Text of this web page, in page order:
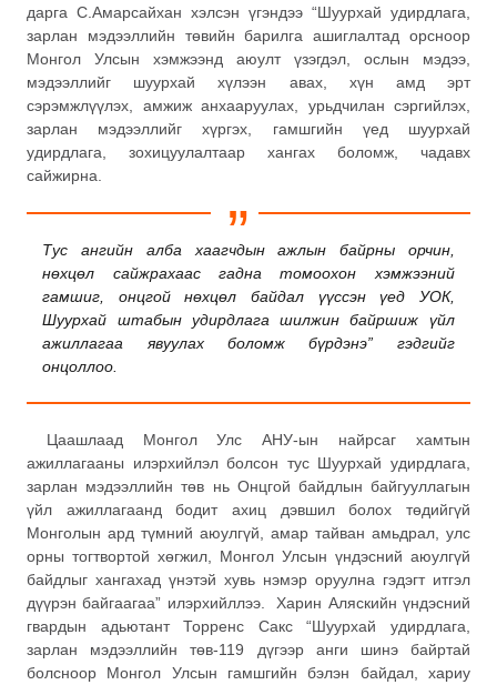
дарга С.Амарсайхан хэлсэн үгэндээ “Шуурхай удирдлага,
зарлан мэдээллийн төвийн барилга ашиглалтад орсноор
Монгол Улсын хэмжээнд аюулт үзэгдэл, ослын мэдээ,
мэдээллийг шуурхай хүлээн авах, хүн амд эрт
сэрэмжлүүлэх, амжиж анхааруулах, урьдчилан сэргийлэх,
зарлан мэдээллийг хүргэх, гамшгийн үед шуурхай
удирдлага, зохицуулалтаар хангах боломж, чадавх
сайжирна.
Тус ангийн алба хаагчдын ажлын байрны орчин,
нөхцөл сайжрахаас гадна томоохон хэмжээний
гамшиг, онцгой нөхцөл байдал үүссэн үед УОК,
Шуурхай штабын удирдлага шилжин байршиж үйл
ажиллагаа явуулах боломж бүрдэнэ” гэдгийг
онцоллоо.
Цаашлаад Монгол Улс АНУ-ын найрсаг хамтын
ажиллагааны илэрхийлэл болсон тус Шуурхай удирдлага,
зарлан мэдээллийн төв нь Онцгой байдлын байгууллагын
үйл ажиллагаанд бодит ахиц дэвшил болох төдийгүй
Монголын ард түмний аюулгүй, амар тайван амьдрал, улс
орны тогтвортой хөгжил, Монгол Улсын үндэсний аюулгүй
байдлыг хангахад үнэтэй хувь нэмэр оруулна гэдэгт итгэл
дүүрэн байгаагаа” илэрхийллээ. Харин Аляскийн үндэсний
гвардын адьютант Торренс Сакс “Шуурхай удирдлага,
зарлан мэдээллийн төв-119 дүгээр анги шинэ байртай
болсноор Монгол Улсын гамшгийн бэлэн байдал, хариу